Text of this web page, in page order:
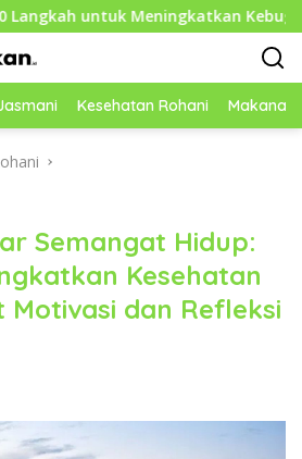
Meningkatkan Kebugaran Tubuh
Kesehatan Rohani Makanan
Semangat Hidup:
Kesehatan
Motivasi dan Refleksi